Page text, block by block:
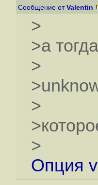
Сообщение от Valentin
>
>а
>
>
>
Опция